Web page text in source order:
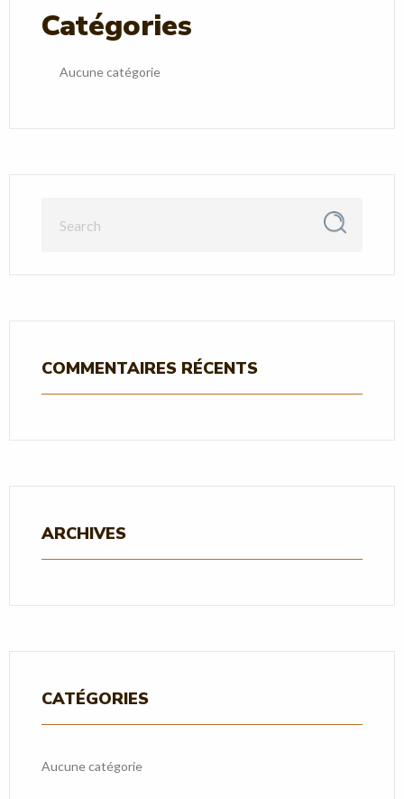
Catégories
Aucune catégorie
COMMENTAIRES RÉCENTS
ARCHIVES
CATÉGORIES
Aucune catégorie